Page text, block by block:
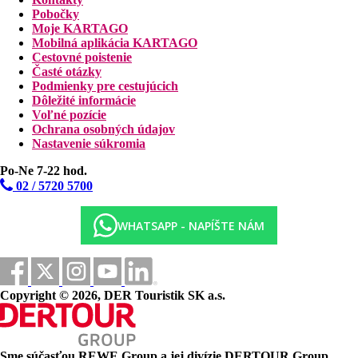
Piesočná pláž cez cestu.
Športová ponuka
Zdarma: tenisový kurt (loptičky za poplatok), fitness,
stolný tenis, pétanque, stolné hry, loďka s priehľadným
dnom, kajaky, vodné bicykle, doskové hry.
Za poplatokrybárčenie, motorizované vodné športy
Deti
Detské vozíky za bicykle za poplatok.
Stravovanie
raňajky a večere formou bufetu
All Inclusive
zahŕňa raňajky (7.00-10.00), obedy (12.30-14.30) a
večere (19.00-22.00) formou bufetu, počas stravovania
neobmedzené množstvo rozlievaných nealkoholických
a vybraných alkoholických nápojov miestnej výroby.
Taba-J: 12.00-15.00 možnosť obed, výber zo street
food, 15.00-18.00 palacinky, čaj, káva, sladké pečivo
Kot Nou: 19.00-22.00 možnosť večere po
Pobočky
Moje KARTAGO
Mobilná aplikácia KARTAGO
Cestovné poistenie
Časté otázky
Podmienky pre cestujúcich
Dôležité informácie
Voľné pozície
Ochrana osobných údajov
Nastavenie súkromia
Po-Ne 7-22 hod.
02 / 5720 5700
WHATSAPP - NAPÍŠTE NÁM
Copyright © 2026, DER Touristik SK a.s.